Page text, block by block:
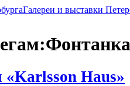
Галереи и выставки
«Karlsson Haus»